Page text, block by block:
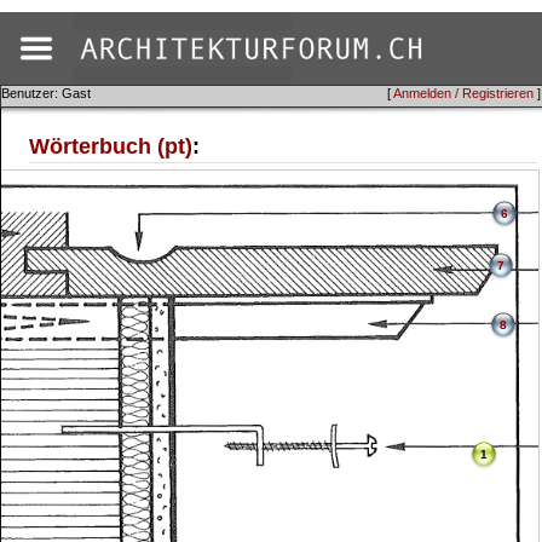
[Anmelden / Registrieren ]
Benutzer: Gast
Wörterbuch (pt):
1
6
7
8